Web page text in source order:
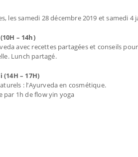
les samedi 28 décembre 2019 et samedi 4
– 14h)
avec recettes partagées et conseils
Lunch partagé.
– 17H)
: l’Ayurveda en cosmétique.
par 1h de flow yin yoga